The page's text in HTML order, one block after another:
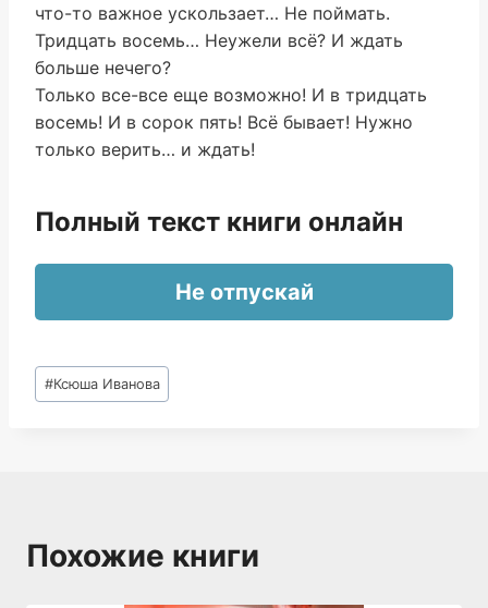
что-то важное ускользает… Не поймать.
Тридцать восемь… Неужели всё? И ждать
больше нечего?
Только все-все еще возможно! И в тридцать
восемь! И в сорок пять! Всё бывает! Нужно
только верить… и ждать!
Полный текст книги онлайн
Не отпускай
Метки
записи:
#Ксюша Иванова
Похожие книги